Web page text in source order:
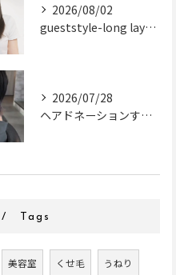
2026/08/02
gueststyle-long layer-
2026/07/28
ヘアドネーションするお客様✂
Tags
美容室 くせ毛 うねり